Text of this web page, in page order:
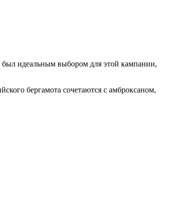
идеальным выбором для этой кампании,
бергамота сочетаются с амброксаном,